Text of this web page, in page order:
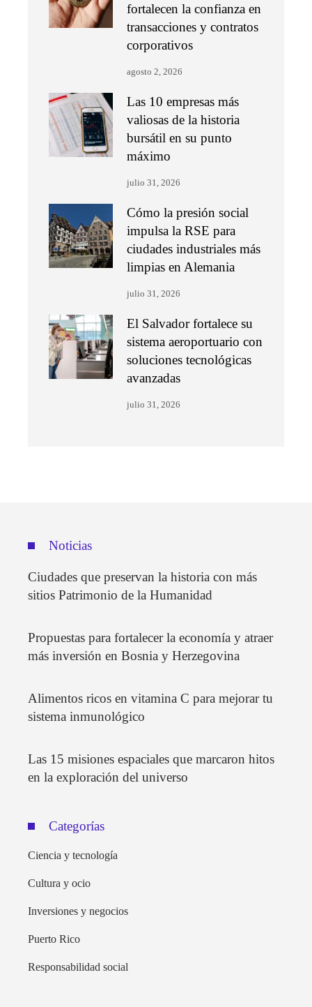
fortalecen la confianza en
transacciones y contratos
corporativos
agosto 2, 2026
Las 10 empresas más
valiosas de la historia
bursátil en su punto
máximo
julio 31, 2026
Cómo la presión social
impulsa la RSE para
ciudades industriales más
limpias en Alemania
julio 31, 2026
El Salvador fortalece su
sistema aeroportuario con
soluciones tecnológicas
avanzadas
julio 31, 2026
Noticias
Ciudades que preservan la historia con más
sitios Patrimonio de la Humanidad
Propuestas para fortalecer la economía y atraer
más inversión en Bosnia y Herzegovina
Alimentos ricos en vitamina C para mejorar tu
sistema inmunológico
Las 15 misiones espaciales que marcaron hitos
en la exploración del universo
Categorías
Ciencia y tecnología
Cultura y ocio
Inversiones y negocios
Puerto Rico
Responsabilidad social